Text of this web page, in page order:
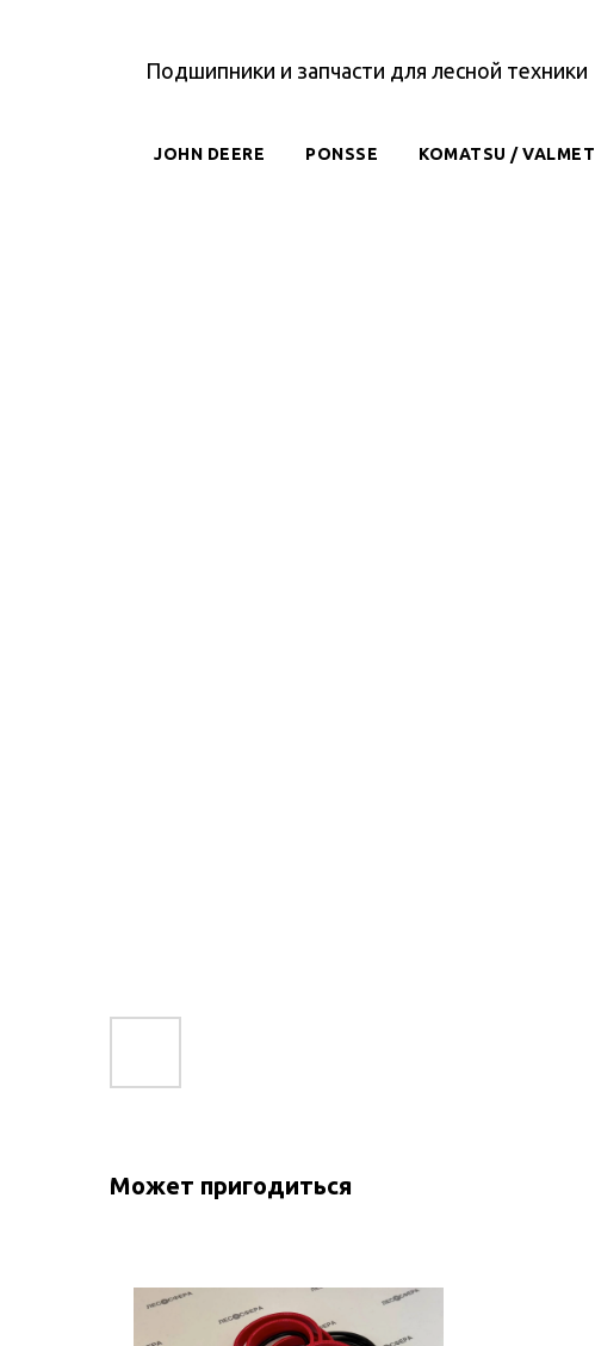
Подшипники и запчасти для лесной техники
JOHN DEERE PONSSE KOMATSU / VALMET
Может пригодиться